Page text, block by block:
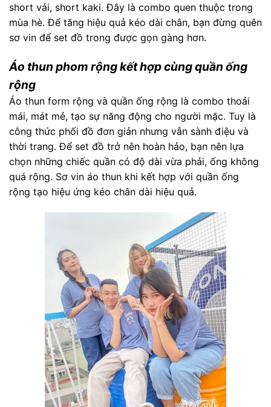
short vải, short kaki. Đây là combo quen thuộc trong
mùa hè. Để tăng hiệu quả kéo dài chân, bạn đừng quên
sơ vin để set đồ trong được gọn gàng hơn.
Áo thun phom rộng kết hợp cùng quần ống
rộng
Áo thun form rộng và quần ống rộng là combo thoải
mái, mát mẻ, tạo sự năng động cho người mặc. Tuy là
công thức phối đồ đơn giản nhưng vẫn sành điệu và
thời trang. Để set đồ trở nên hoàn hảo, bạn nên lựa
chọn những chiếc quần có độ dài vừa phải, ống không
quá rộng. Sơ vin áo thun khi kết hợp với quần ống
rộng tạo hiệu ứng kéo chân dài hiệu quả.